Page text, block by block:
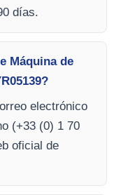
días.
Máquina de
electrónico
(+33 (0) 1 70
oficial de